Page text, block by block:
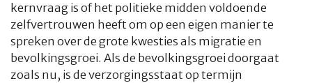
kernvraag is of het politieke midden voldoende
zelfvertrouwen heeft om op een eigen manier te
spreken over de grote kwesties als migratie en
bevolkingsgroei. Als de bevolkingsgroei doorgaat
zoals nu, is de verzorgingsstaat op termijn